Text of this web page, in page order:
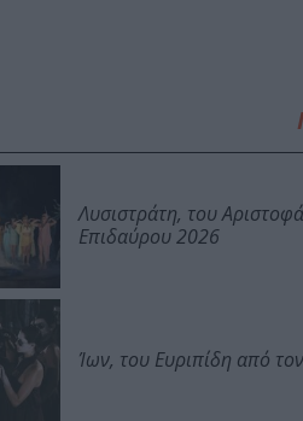
Λυσιστράτη, του
Επιδαύρου 2026
Ίων, του Ευριπίδη από